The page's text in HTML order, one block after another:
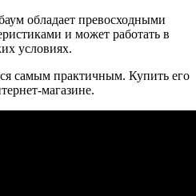
обладает превосходными
и может работать в
условиях.
самым практичным. Купить его
магазине.